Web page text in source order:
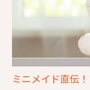
ミニメイド直伝